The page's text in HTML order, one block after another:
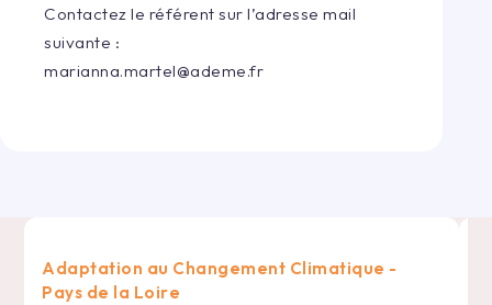
Contactez le référent sur l’adresse mail
suivante :
marianna.martel@ademe.fr
Adaptation au Changement Climatique -
Pays de la Loire